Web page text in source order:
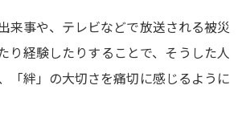
来事や、テレビなどで放送される被災
り経験したりすることで、そうした人
「絆」の大切さを痛切に感じるように